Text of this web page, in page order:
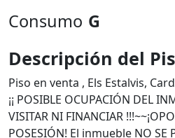
Consumo G
Descripción del
Piso en venta , Els Estalvis,
¡¡ POSIBLE OCUPACIÓN DEL
VISITAR NI FINANCIAR
POSESIÓN! El inmueble NO SE